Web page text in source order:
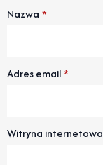
Nazwa *
Adres email*
Witryna internetowa